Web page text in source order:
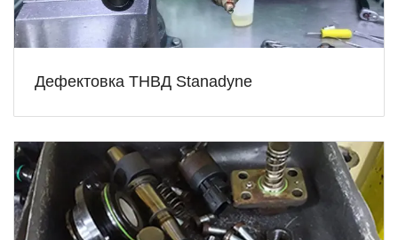
Дефектовка ТНВД Stanadyne